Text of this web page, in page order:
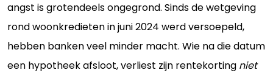
angst is grotendeels ongegrond. Sinds de wetgeving
rond woonkredieten in juni 2024 werd versoepeld,
hebben banken veel minder macht. Wie na die datum
een hypotheek afsloot, verliest zijn rentekorting niet